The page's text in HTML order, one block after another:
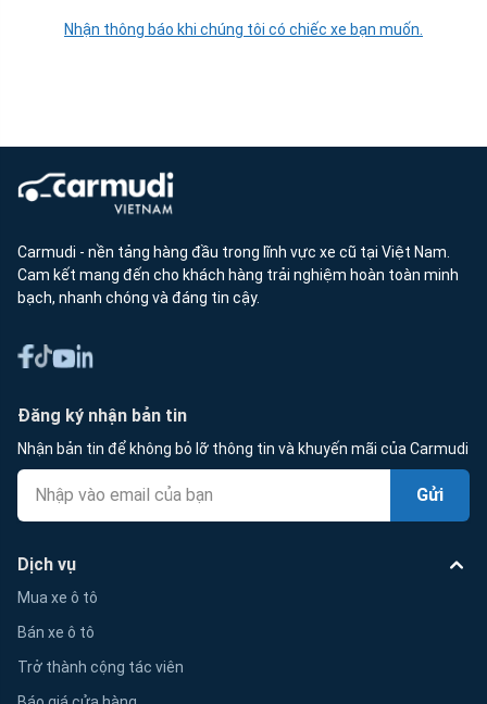
Nhận thông báo khi chúng tôi có chiếc xe bạn muốn.
Carmudi - nền tảng hàng đầu trong lĩnh vực xe cũ tại Việt Nam.
Cam kết mang đến cho khách hàng trải nghiệm hoàn toàn minh
bạch, nhanh chóng và đáng tin cậy.
Đăng ký nhận bản tin
Nhận bản tin để không bỏ lỡ thông tin và khuyến mãi của Carmudi
Gửi
Dịch vụ
Mua xe ô tô
Bán xe ô tô
Trở thành cộng tác viên